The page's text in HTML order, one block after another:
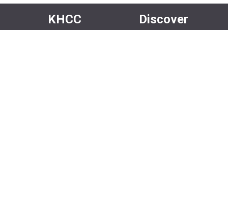
KHCC Discover